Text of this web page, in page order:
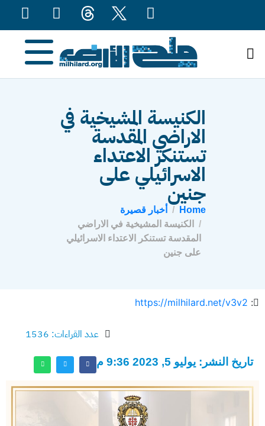
الكنيسة المشيخية في
الاراضي المقدسة
تستنكر الاعتداء
الاسرائيلي على
جنين
Home
أخبار قصيرة
الكنيسة المشيخية في الاراضي
المقدسة تستنكر الاعتداء الاسرائيلي
على جنين
:
https://milhilard.net/v3v2
عدد القراءات: 1536
تاريخ النشر: يوليو 5, 2023 9:36 م